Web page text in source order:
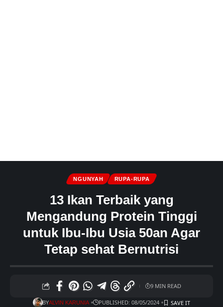
NGUNYAH RUPA-RUPA
13 Ikan Terbaik yang
Mengandung Protein Tinggi
untuk Ibu-Ibu Usia 50an Agar
Tetap sehat Bernutrisi
BYALVIN KARUNIA PUBLISHED: 08/05/2024
9 MIN READ